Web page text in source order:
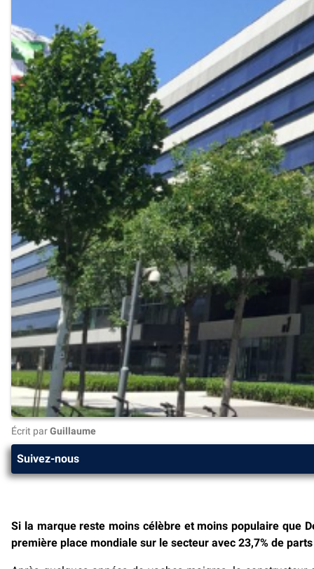
Écrit parGuillaume
Suivez-nous
Si la marque reste moins célèbre et moins populaire que
première place mondiale sur le secteur avec 23,7% de